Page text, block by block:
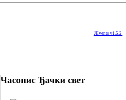
JEvents v1.5.2
Часопис Ђачки свет